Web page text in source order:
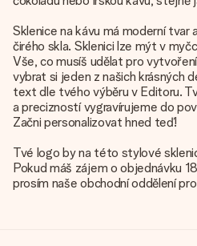
Sklenice na kávu má moderní tvar
čirého skla. Sklenici lze mýt v
Vše, co musíš udělat pro
vybrat si jeden z našich krásných
text dle tvého výběru v Editoru.
a precizností vygravírujeme do
Začni personalizovat hned teď!
Tvé logo by na této stylové
Pokud máš zájem o objednávku
prosím naše obchodní oddělení